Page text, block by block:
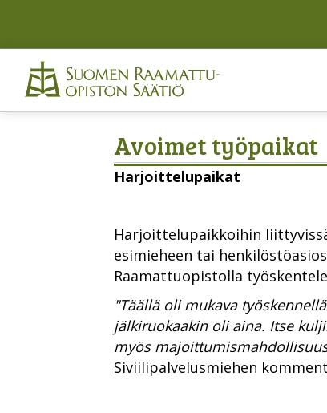
Avoimet työpaikat
Harjoittelupaikat
Harjoittelupaikkoihin
esimieheen tai
Raamattuopistolla
"Täällä oli mukava
jälkiruokaakin oli aina. Itse
myös
Siviilipalvelusmiehen